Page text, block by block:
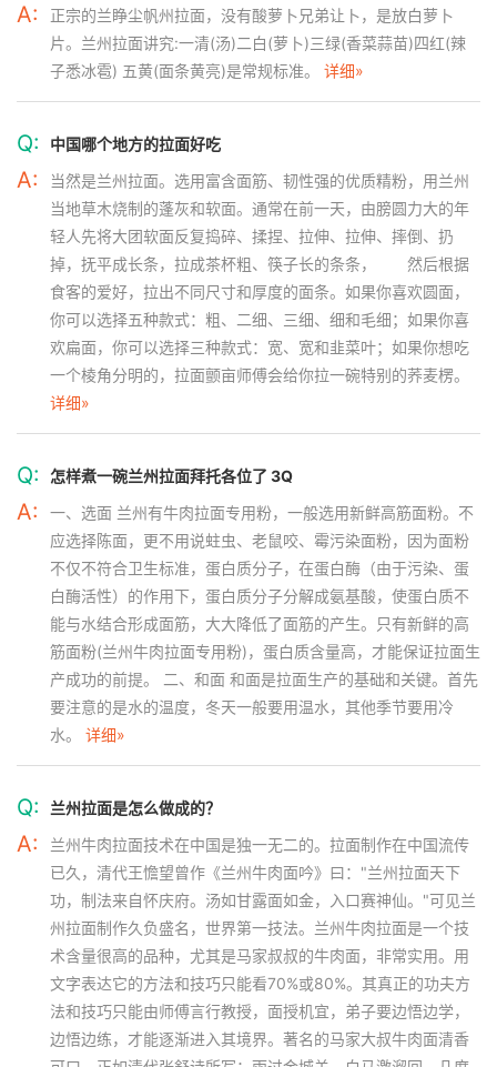
A:
正宗的兰睁尘帆州拉面，没有酸萝卜兄弟让卜，是放白萝卜
片。兰州拉面讲究:一清(汤)二白(萝卜)三绿(香菜蒜苗)四红(辣
子悉冰雹) 五黄(面条黄亮)是常规标准。 详细»
Q: 中国哪个地方的拉面好吃
A:
当然是兰州拉面。选用富含面筋、韧性强的优质精粉，用兰州
当地草木烧制的蓬灰和软面。通常在前一天，由膀圆力大的年
轻人先将大团软面反复捣碎、揉捏、拉伸、拉伸、摔倒、扔
掉，抚平成长条，拉成茶杯粗、筷子长的条条， 然后根据
食客的爱好，拉出不同尺寸和厚度的面条。如果你喜欢圆面，
你可以选择五种款式：粗、二细、三细、细和毛细；如果你喜
欢扁面，你可以选择三种款式：宽、宽和韭菜叶；如果你想吃
一个棱角分明的，拉面颤亩师傅会给你拉一碗特别的荞麦楞。
详细»
Q: 怎样煮一碗兰州拉面拜托各位了 3Q
A:
一、选面 兰州有牛肉拉面专用粉，一般选用新鲜高筋面粉。不
应选择陈面，更不用说蛀虫、老鼠咬、霉污染面粉，因为面粉
不仅不符合卫生标准，蛋白质分子，在蛋白酶（由于污染、蛋
白酶活性）的作用下，蛋白质分子分解成氨基酸，使蛋白质不
能与水结合形成面筋，大大降低了面筋的产生。只有新鲜的高
筋面粉(兰州牛肉拉面专用粉)，蛋白质含量高，才能保证拉面生
产成功的前提。 二、和面 和面是拉面生产的基础和关键。首先
要注意的是水的温度，冬天一般要用温水，其他季节要用冷
水。 详细»
Q: 兰州拉面是怎么做成的？
A:
兰州牛肉拉面技术在中国是独一无二的。拉面制作在中国流传
已久，清代王憺望曾作《兰州牛肉面吟》曰："兰州拉面天下
功，制法来自怀庆府。汤如甘露面如金，入口赛神仙。"可见兰
州拉面制作久负盛名，世界第一技法。兰州牛肉拉面是一个技
术含量很高的品种，尤其是马家叔叔的牛肉面，非常实用。用
文字表达它的方法和技巧只能看70%或80%。其真正的功夫方
法和技巧只能由师傅言行教授，面授机宜，弟子要边悟边学，
边悟边练，才能逐渐进入其境界。著名的马家大叔牛肉面清香